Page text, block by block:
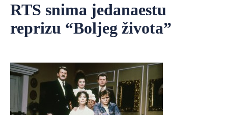
RTS snima jedanaestu
reprizu “Boljeg života”